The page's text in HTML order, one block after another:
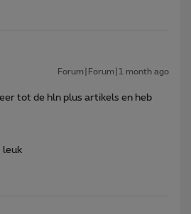
Forum|Forum|1 month ago
tot de hln plus artikels en heb
leuk